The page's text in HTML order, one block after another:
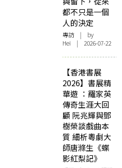
都不只是一個
人的決定
專訪 | by
Hei | 2026-07-22
【香港書展
2026】書展精
華遊 ：羅家英
傳奇生涯大回
顧 阮兆輝與鄧
樹榮談戲曲本
質 細析粵劇大
師唐滌生《蝶
影紅梨記》